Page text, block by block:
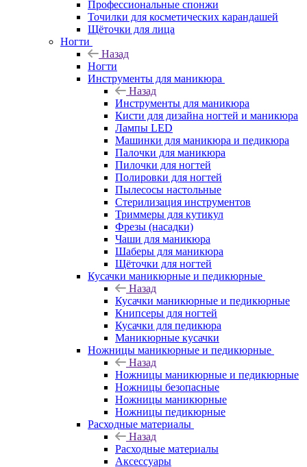
Профессиональные спонжи
Точилки для косметических карандашей
Щёточки для лица
Ногти
Назад
Ногти
Инструменты для маникюра
Назад
Инструменты для маникюра
Кисти для дизайна ногтей и маникюра
Лампы LED
Машинки для маникюра и педикюра
Палочки для маникюра
Пилочки для ногтей
Полировки для ногтей
Пылесосы настольные
Стерилизация инструментов
Триммеры для кутикул
Фрезы (насадки)
Чаши для маникюра
Шаберы для маникюра
Щёточки для ногтей
Кусачки маникюрные и педикюрные
Назад
Кусачки маникюрные и педикюрные
Книпсеры для ногтей
Кусачки для педикюра
Маникюрные кусачки
Ножницы маникюрные и педикюрные
Назад
Ножницы маникюрные и педикюрные
Ножницы безопасные
Ножницы маникюрные
Ножницы педикюрные
Расходные материалы
Назад
Расходные материалы
Аксессуары